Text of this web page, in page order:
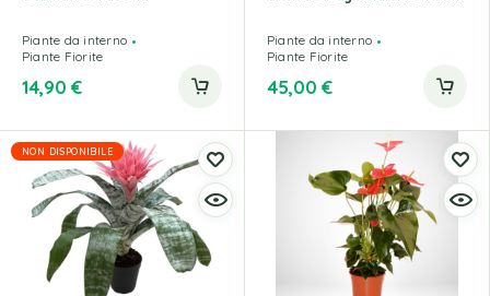
Piante da interno
Piante Fiorite
14,90 €
Piante da interno
Piante Fiorite
45,00 €
NON DISPONIBILE